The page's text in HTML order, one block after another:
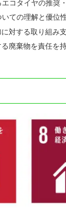
コタイヤの推奨
ての理解と優位
対する取り組み
廃棄物を責任を